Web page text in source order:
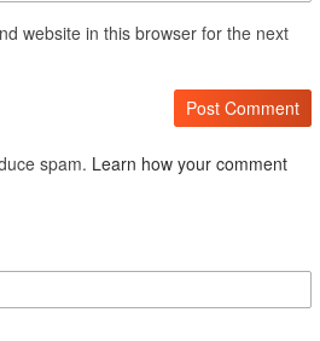
website in this browser for the next
spam. Learn how your comment